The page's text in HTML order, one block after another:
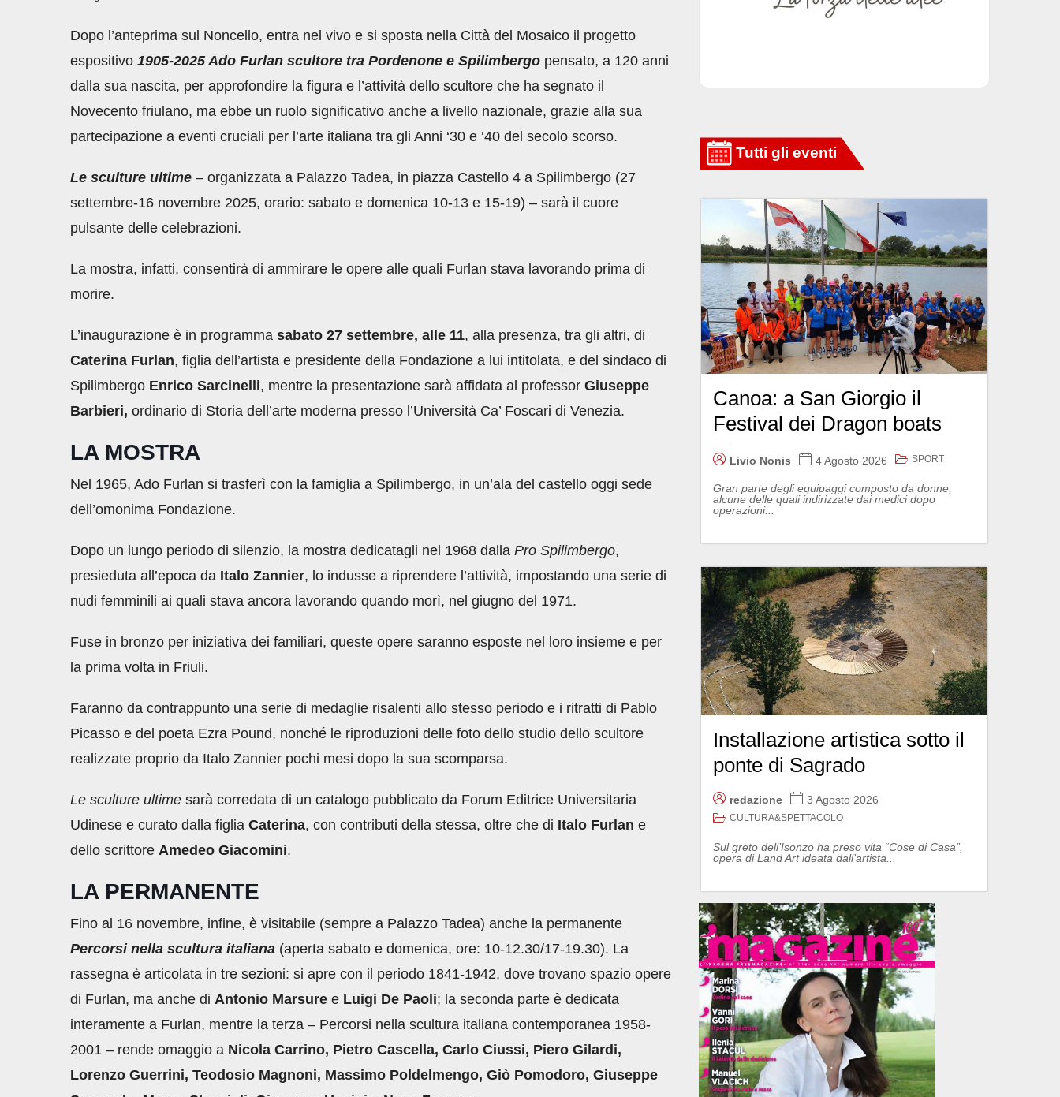
Dopo l’anteprima sul Noncello, entra nel vivo e si sposta nella Città del Mosaico il progetto
espositivo 1905-2025 Ado Furlan scultore tra Pordenone e Spilimbergo pensato, a 120 anni
dalla sua nascita, per approfondire la figura e l’attività dello scultore che ha segnato il
Novecento friulano, ma ebbe un ruolo significativo anche a livello nazionale, grazie alla sua
partecipazione a eventi cruciali per l’arte italiana tra gli Anni ‘30 e ‘40 del secolo scorso.
Le sculture ultime – organizzata a Palazzo Tadea, in piazza Castello 4 a Spilimbergo (27
settembre-16 novembre 2025, orario: sabato e domenica 10-13 e 15-19) – sarà il cuore
pulsante delle celebrazioni.
La mostra, infatti, consentirà di ammirare le opere alle quali Furlan stava lavorando prima di
morire.
L’inaugurazione è in programma sabato 27 settembre, alle 11, alla presenza, tra gli altri, di
Caterina Furlan, figlia dell’artista e presidente della Fondazione a lui intitolata, e del sindaco di
Spilimbergo Enrico Sarcinelli, mentre la presentazione sarà affidata al professor Giuseppe
Barbieri, ordinario di Storia dell’arte moderna presso l’Università Ca’ Foscari di Venezia.
LA MOSTRA
Nel 1965, Ado Furlan si trasferì con la famiglia a Spilimbergo, in un’ala del castello oggi sede
dell’omonima Fondazione.
Dopo un lungo periodo di silenzio, la mostra dedicatagli nel 1968 dalla Pro Spilimbergo,
presieduta all’epoca da Italo Zannier, lo indusse a riprendere l’attività, impostando una serie di
nudi femminili ai quali stava ancora lavorando quando morì, nel giugno del 1971.
Fuse in bronzo per iniziativa dei familiari, queste opere saranno esposte nel loro insieme e per
la prima volta in Friuli.
Faranno da contrappunto una serie di medaglie risalenti allo stesso periodo e i ritratti di Pablo
Picasso e del poeta Ezra Pound, nonché le riproduzioni delle foto dello studio dello scultore
realizzate proprio da Italo Zannier pochi mesi dopo la sua scomparsa.
Le sculture ultime sarà corredata di un catalogo pubblicato da Forum Editrice Universitaria
Udinese e curato dalla figlia Caterina, con contributi della stessa, oltre che di Italo Furlan e
dello scrittore Amedeo Giacomini.
LA PERMANENTE
Fino al 16 novembre, infine, è visitabile (sempre a Palazzo Tadea) anche la permanente
Percorsi nella scultura italiana (aperta sabato e domenica, ore: 10-12.30/17-19.30). La
rassegna è articolata in tre sezioni: si apre con il periodo 1841-1942, dove trovano spazio opere
di Furlan, ma anche di Antonio Marsure e Luigi De Paoli; la seconda parte è dedicata
interamente a Furlan, mentre la terza – Percorsi nella scultura italiana contemporanea 1958-
2001 – rende omaggio a Nicola Carrino, Pietro Cascella, Carlo Ciussi, Piero Gilardi,
Lorenzo Guerrini, Teodosio Magnoni, Massimo Poldelmengo, Giò Pomodoro, Giuseppe
Canoa: a San Giorgio il
Festival dei Dragon boats
Livio Nonis 4 Agosto 2026 SPORT
Gran parte degli equipaggi composto da donne,
alcune delle quali indirizzate dai medici dopo
operazioni...
Installazione artistica sotto il
ponte di Sagrado
redazione 3 Agosto 2026
CULTURA&SPETTACOLO
Sul greto dell’Isonzo ha preso vita “Cose di Casa”,
opera di Land Art ideata dall’artista...